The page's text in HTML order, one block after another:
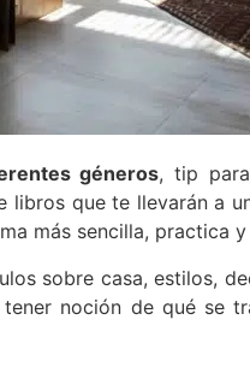
géneros, tip
libros que te llevarán a
más sencilla, practica y
sobre casa, estilos,
noción de qué se